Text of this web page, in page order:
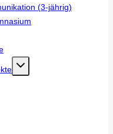
(3-jährig)